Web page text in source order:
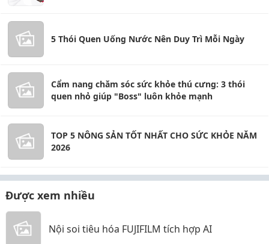
5 Thói Quen Uống Nước Nên Duy Trì Mỗi Ngày
Cẩm nang chăm sóc sức khỏe thú cưng: 3 thói
quen nhỏ giúp "Boss" luôn khỏe mạnh
TOP 5 NÔNG SẢN TỐT NHẤT CHO SỨC KHỎE NĂM
2026
Được xem nhiều
Nội soi tiêu hóa FUJIFILM tích hợp AI